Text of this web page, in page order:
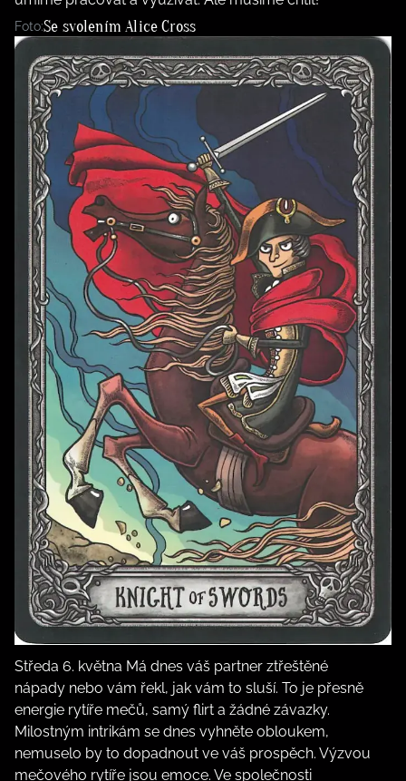
Foto:Se svolením Alice Cross
Středa 6. května Má dnes váš partner ztřeštěné
nápady nebo vám řekl, jak vám to sluší. To je přesně
energie rytíře mečů, samý flirt a žádné závazky.
Milostným intrikám se dnes vyhněte obloukem,
nemuselo by to dopadnout ve váš prospěch. Výzvou
mečového rytíře jsou emoce. Ve společnosti